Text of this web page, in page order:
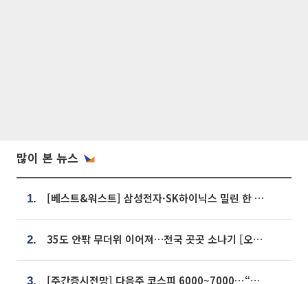
많이 본 뉴스
1. [베스트&워스트] 삼성전자·SK하이닉스 밀린 한 주…상상인증권은 85% 급등
2. 35도 안팎 무더위 이어져…전국 곳곳 소나기 [오늘 날씨]
3. [주간증시전망] 다음주 코스피 6000~7000⋯“外人 수급은 정책이 변수”